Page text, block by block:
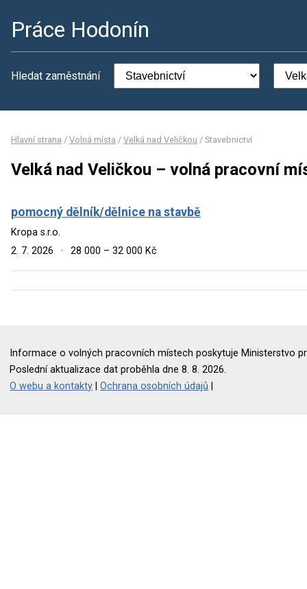
Práce Hodonín
Hledat zaměstnání
Hlavní strana / Volná místa / Velká nad Veličkou / Stavebnictví
Velká nad Veličkou – volná pracovní
pomocný dělník/dělnice na stavbě
Kropa s.r.o.
2. 7. 2026
· 28 000 – 32 000 Kč
Informace o volných pracovních místech poskytuje Ministerstvo
Poslední aktualizace dat proběhla dne 8. 8. 2026.
O webu a kontakty |Ochrana osobních údajů